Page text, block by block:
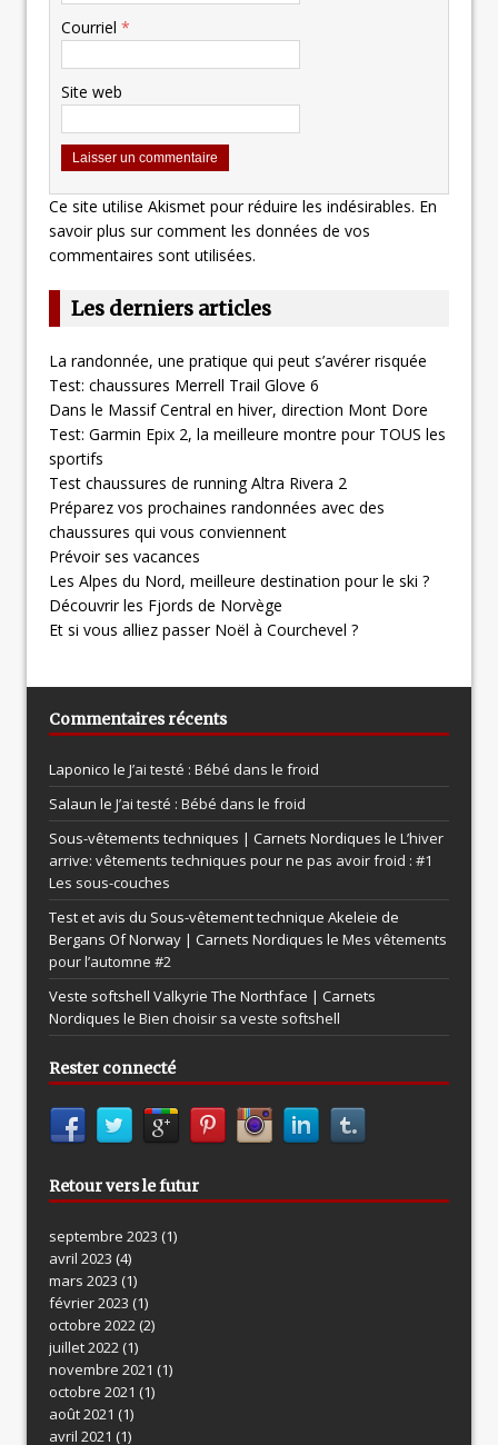
Courriel *
Site web
Ce site utilise Akismet pour réduire les indésirables. En
savoir plus sur comment les données de vos
commentaires sont utilisées.
Les derniers articles
La randonnée, une pratique qui peut s’avérer risquée
Test: chaussures Merrell Trail Glove 6
Dans le Massif Central en hiver, direction Mont Dore
Test: Garmin Epix 2, la meilleure montre pour TOUS les
sportifs
Test chaussures de running Altra Rivera 2
Préparez vos prochaines randonnées avec des
chaussures qui vous conviennent
Prévoir ses vacances
Les Alpes du Nord, meilleure destination pour le ski ?
Découvrir les Fjords de Norvège
Et si vous alliez passer Noël à Courchevel ?
Commentaires récents
Laponico le J’ai testé : Bébé dans le froid
Salaun le J’ai testé : Bébé dans le froid
Sous-vêtements techniques | Carnets Nordiques le L’hiver
arrive: vêtements techniques pour ne pas avoir froid : #1
Les sous-couches
Test et avis du Sous-vêtement technique Akeleie de
Bergans Of Norway | Carnets Nordiques le Mes vêtements
pour l’automne #2
Veste softshell Valkyrie The Northface | Carnets
Nordiques le Bien choisir sa veste softshell
Rester connecté
Retour vers le futur
septembre 2023 (1)
avril 2023 (4)
mars 2023 (1)
février 2023 (1)
octobre 2022(2)
juillet 2022(1)
novembre 2021 (1)
octobre 2021 (1)
août 2021 (1)
avril 2021 (1)